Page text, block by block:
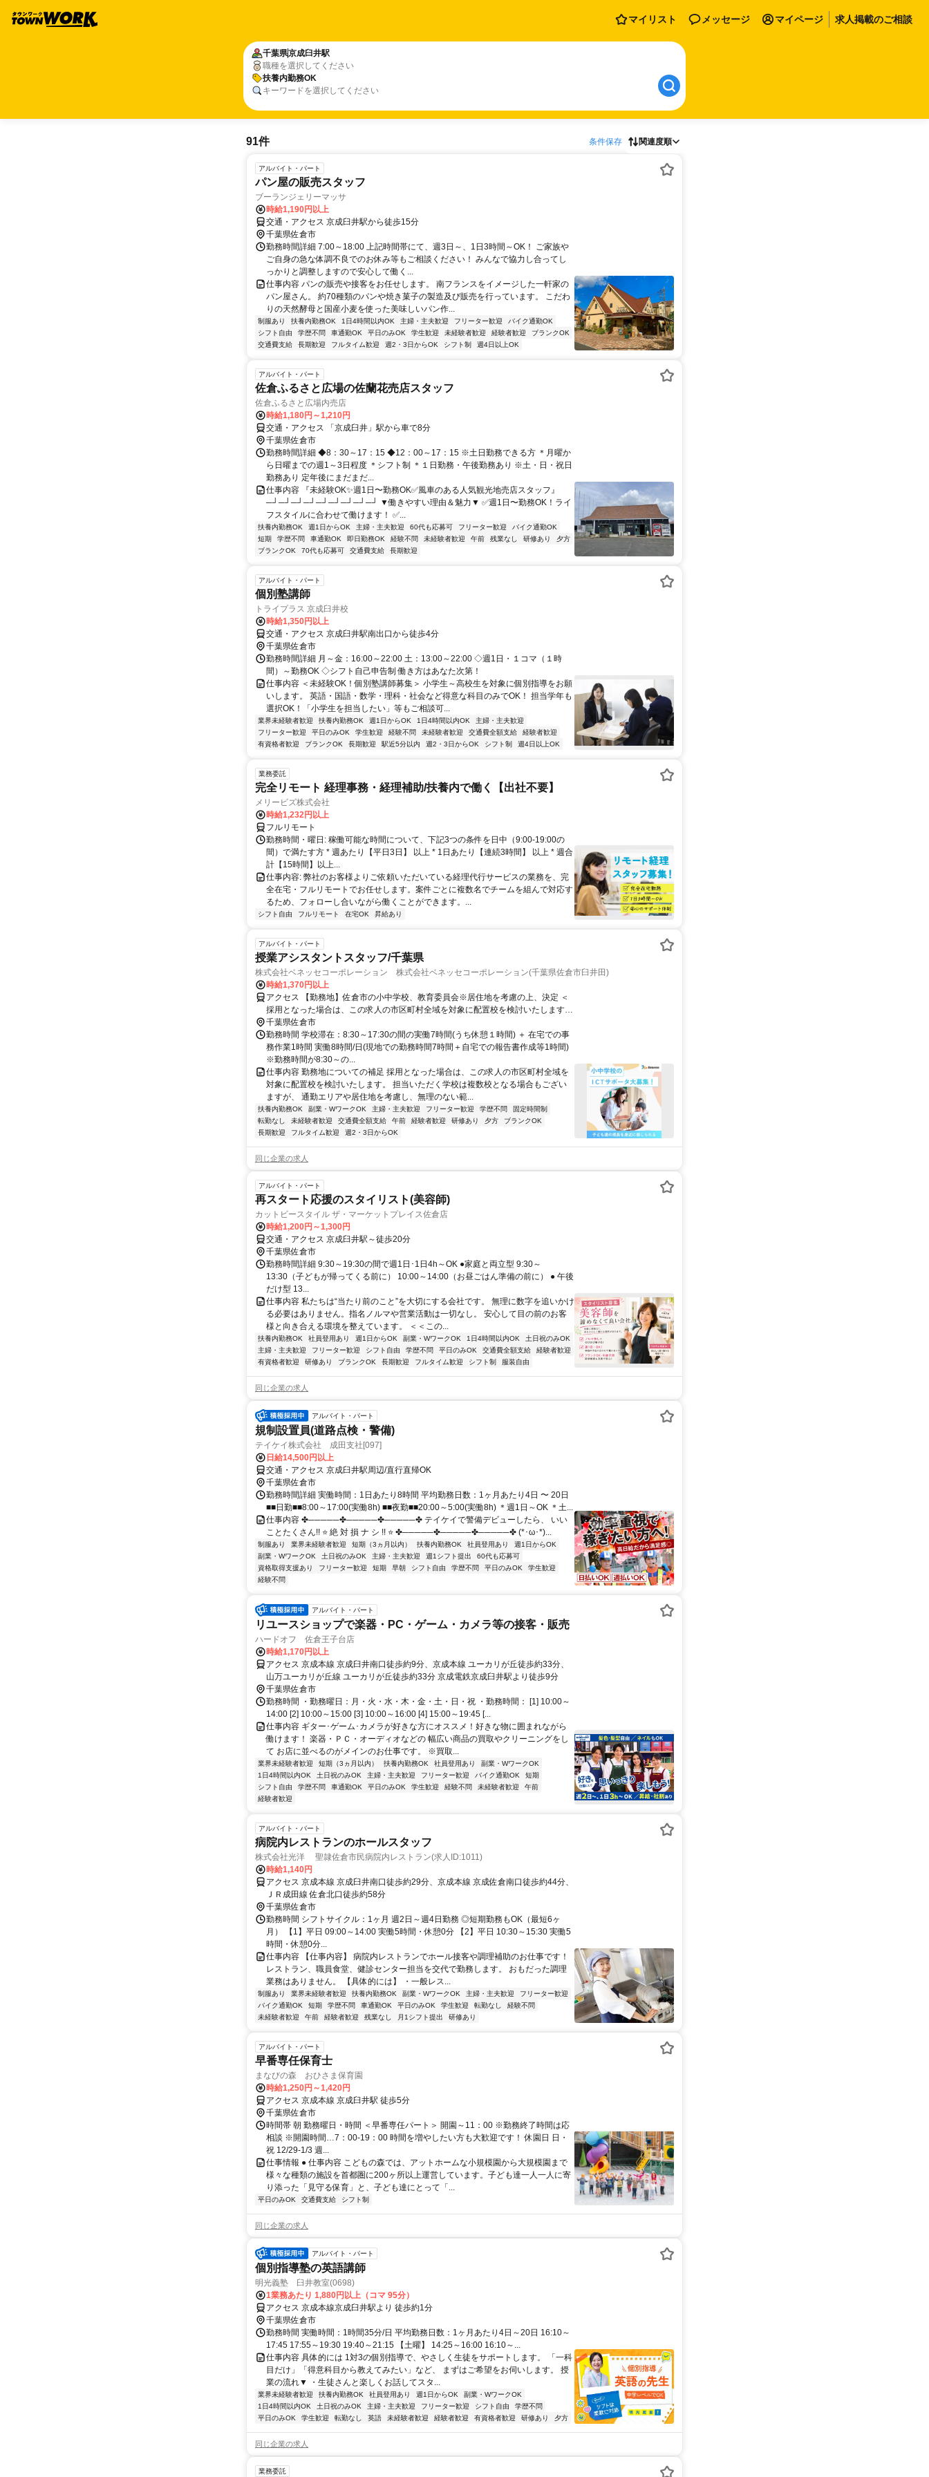
マイリスト メッセージ マイページ 求人掲載のご相談
千葉県京成臼井駅
職種を選択してください
扶養内勤務OK
キーワードを選択してください
91件 条件保存 関連度順
アルバイト・パート
パン屋の販売スタッフ
ブーランジェリーマッサ
時給1,190円以上
交通・アクセス 京成臼井駅から徒歩15分
千葉県佐倉市
勤務時間詳細 7:00～18:00 上記時間帯にて、週3日～、1日3時間～OK！ ご家族や
ご自身の急な体調不良でのお休み等もご相談ください！ みんなで協力し合ってし
っかりと調整しますので安心して働く...
仕事内容 パンの販売や接客をお任せします。 南フランスをイメージした一軒家の
パン屋さん。 約70種類のパンや焼き菓子の製造及び販売を行っています。 こだわ
りの天然酵母と国産小麦を使った美味しいパン作...
制服あり 扶養内勤務OK 1日4時間以内OK 主婦・主夫歓迎 フリーター歓迎
バイク通勤OK
シフト自由
学歴不問 車通勤OK 平日のみOK 学生歓迎 未経験者歓迎 経験者歓迎
ブランクOK
交通費支給
長期歓迎 フルタイム歓迎 週2・3日からOK シフト制 週4日以上OK
アルバイト・パート
佐倉ふるさと広場の佐蘭花売店スタッフ
佐倉ふるさと広場内売店
時給1,180円～1,210円
交通・アクセス 「京成臼井」駅から車で8分
千葉県佐倉市
勤務時間詳細 ◆8：30～17：15 ◆12：00～17：15 ※土日勤務できる方 ＊月曜か
ら日曜までの週1～3日程度 ＊シフト制 ＊１日勤務・午後勤務あり ※土・日・祝日
勤務あり 定年後にまだまだ...
仕事内容 『未経験OK✨週1日〜勤務OK✅風車のある人気観光地売店スタッフ』
─┘─┘─┘─┘─┘─┘─┘─┘─┘ ▼働きやすい理由＆魅力▼ ✅週1日〜勤務OK！ライ
フスタイルに合わせて働けます！ ✅...
扶養内勤務OK 週1日からOK 主婦・主夫歓迎 60代も応募可 フリーター歓迎
バイク通勤OK
短期
学歴不問 車通勤OK 即日勤務OK 経験不問 未経験者歓迎 午前 残業なし 研修あり
夕方
ブランクOK
70代も応募可 交通費支給 長期歓迎
アルバイト・パート
個別塾講師
トライプラス 京成臼井校
時給1,350円以上
交通・アクセス 京成臼井駅南出口から徒歩4分
千葉県佐倉市
勤務時間詳細 月～金：16:00～22:00 土：13:00～22:00 ◇週1日・１コマ（１時
間）～勤務OK ◇シフト自己申告制 働き方はあなた次第！
仕事内容 ＜未経験OK！個別塾講師募集＞ 小学生～高校生を対象に個別指導をお願
いします。 英語・国語・数学・理科・社会など得意な科目のみでOK！ 担当学年も
選択OK！「小学生を担当したい」等もご相談可...
業界未経験者歓迎 扶養内勤務OK 週1日からOK 1日4時間以内OK
主婦・主夫歓迎
フリーター歓迎
平日のみOK 学生歓迎 経験不問 未経験者歓迎 交通費全額支給
経験者歓迎
有資格者歓迎
ブランクOK 長期歓迎 駅近5分以内 週2・3日からOK シフト制 週4日以上OK
業務委託
完全リモート 経理事務・経理補助/扶養内で働く【出社不要】
メリービズ株式会社
時給1,232円以上
フルリモート
勤務時間・曜日: 稼働可能な時間について、下記3つの条件を日中（9:00-19:00の
間）で満たす方 * 週あたり【平日3日】 以上 * 1日あたり【連続3時間】 以上 * 週合
計【15時間】以上...
仕事内容: 弊社のお客様よりご依頼いただいている経理代行サービスの業務を、完
全在宅・フルリモートでお任せします。案件ごとに複数名でチームを組んで対応す
るため、フォローし合いながら働くことができます。...
シフト自由 フルリモート 在宅OK 昇給あり
アルバイト・パート
授業アシスタントスタッフ/千葉県
株式会社ベネッセコーポレーション 株式会社ベネッセコーポレーション(千葉県佐倉市臼井田)
時給1,370円以上
アクセス 【勤務地】佐倉市の小中学校、教育委員会※居住地を考慮の上、決定 ＜
採用となった場合は、この求人の市区町村全域を対象に配置校を検討いたします。
担当いただく学校は複数校となる場合もございますが、通勤エリアや居住地を考慮
し、無理のない範囲でご勤務いただけるよう、最終的にはご相談の上で決定いたし
ます。＞
千葉県佐倉市
勤務時間 学校滞在：8:30～17:30の間の実働7時間(うち休憩１時間) ＋ 在宅での事
務作業1時間 実働8時間/日(現地での勤務時間7時間＋自宅での報告書作成等1時間)
※勤務時間が8:30～の...
仕事内容 勤務地についての補足 採用となった場合は、この求人の市区町村全域を
対象に配置校を検討いたします。 担当いただく学校は複数校となる場合もござい
ますが、 通勤エリアや居住地を考慮し、無理のない範...
扶養内勤務OK 副業・WワークOK 主婦・主夫歓迎 フリーター歓迎 学歴不問
固定時間制
転勤なし
未経験者歓迎 交通費全額支給 午前 経験者歓迎 研修あり 夕方
ブランクOK
長期歓迎
フルタイム歓迎 週2・3日からOK
同じ企業の求人
アルバイト・パート
再スタート応援のスタイリスト(美容師)
カットビースタイル ザ・マーケットプレイス佐倉店
時給1,200円～1,300円
交通・アクセス 京成臼井駅～徒歩20分
千葉県佐倉市
勤務時間詳細 9:30～19:30の間で週1日･1日4h～OK ●家庭と両立型 9:30～
13:30（子どもが帰ってくる前に） 10:00～14:00（お昼ごはん準備の前に） ● 午後
だけ型 13...
仕事内容 私たちは“当たり前のこと”を大切にする会社です。 無理に数字を追いかけ
る必要はありません。指名ノルマや営業活動は一切なし。 安心して目の前のお客
様と向き合える環境を整えています。 ＜＜この...
扶養内勤務OK 社員登用あり 週1日からOK 副業・WワークOK 1日4時間以内OK
土日祝のみOK
主婦・主夫歓迎
フリーター歓迎 シフト自由 学歴不問 平日のみOK 交通費全額支給
経験者歓迎
有資格者歓迎
研修あり ブランクOK 長期歓迎 フルタイム歓迎 シフト制 服装自由
同じ企業の求人
アルバイト・パート
規制設置員(道路点検・警備)
テイケイ株式会社 成田支社[097]
日給14,500円以上
交通・アクセス 京成臼井駅周辺/直行直帰OK
千葉県佐倉市
勤務時間詳細 実働時間：1日あたり8時間 平均勤務日数：1ヶ月あたり4日 〜 20日
■■日勤■■8:00～17:00(実働8h) ■■夜勤■■20:00～5:00(実働8h) ＊週1日～OK ＊土...
仕事内容 ✤─────✤─────✤─────✤ テイケイで警備デビューしたら、 いい
ことたくさん!! ⭐ 絶 対 損 ナ シ !! ⭐ ✤─────✤─────✤─────✤ (*･ω･*)...
制服あり 業界未経験者歓迎 短期（3ヵ月以内） 扶養内勤務OK 社員登用あり
週1日からOK
副業・WワークOK
土日祝のみOK 主婦・主夫歓迎 週1シフト提出
60代も応募可
資格取得支援あり
フリーター歓迎 短期 早朝 シフト自由 学歴不問 平日のみOK
学生歓迎
経験不問
アルバイト・パート
リユースショップで楽器・PC・ゲーム・カメラ等の接客・販売
ハードオフ 佐倉王子台店
時給1,170円以上
アクセス 京成本線 京成臼井南口徒歩約9分、京成本線 ユーカリが丘徒歩約33分、
山万ユーカリが丘線 ユーカリが丘徒歩約33分 京成電鉄京成臼井駅より徒歩9分
千葉県佐倉市
勤務時間 ・勤務曜日：月・火・水・木・金・土・日・祝 ・勤務時間： [1] 10:00～
14:00 [2] 10:00～15:00 [3] 10:00～16:00 [4] 15:00～19:45 [...
仕事内容 ギター･ゲーム･カメラが好きな方にオススメ！好きな物に囲まれながら
働けます！ 楽器・ＰＣ・オーディオなどの 幅広い商品の買取やクリーニングをし
て お店に並べるのがメインのお仕事です。 ※買取...
業界未経験者歓迎 短期（3ヵ月以内） 扶養内勤務OK 社員登用あり
副業・WワークOK
1日4時間以内OK
土日祝のみOK 主婦・主夫歓迎 フリーター歓迎 バイク通勤OK
短期
シフト自由
学歴不問 車通勤OK 平日のみOK 学生歓迎 経験不問 未経験者歓迎
午前
経験者歓迎
アルバイト・パート
病院内レストランのホールスタッフ
株式会社光洋 聖隷佐倉市民病院内レストラン(求人ID:1011)
時給1,140円
アクセス 京成本線 京成臼井南口徒歩約29分、京成本線 京成佐倉南口徒歩約44分、
ＪＲ成田線 佐倉北口徒歩約58分
千葉県佐倉市
勤務時間 シフトサイクル：1ヶ月 週2日～週4日勤務 ◎短期勤務もOK（最短6ヶ
月） 【1】平日 09:00～14:00 実働5時間・休憩0分 【2】平日 10:30～15:30 実働5
時間・休憩0分...
仕事内容 【仕事内容】 病院内レストランでホール接客や調理補助のお仕事です！
レストラン、職員食堂、健診センター担当を交代で勤務します。 おもだった調理
業務はありません。 【具体的には】 ・一般レス...
制服あり 業界未経験者歓迎 扶養内勤務OK 副業・WワークOK 主婦・主夫歓迎
フリーター歓迎
バイク通勤OK
短期 学歴不問 車通勤OK 平日のみOK 学生歓迎 転勤なし
経験不問
未経験者歓迎
午前 経験者歓迎 残業なし 月1シフト提出 研修あり
アルバイト・パート
早番専任保育士
まなびの森 おひさま保育園
時給1,250円～1,420円
アクセス 京成本線 京成臼井駅 徒歩5分
千葉県佐倉市
時間帯 朝 勤務曜日・時間 ＜早番専任パート＞ 開園～11：00 ※勤務終了時間は応
相談 ※開園時間…7：00-19：00 時間を増やしたい方も大歓迎です！ 休園日 日・
祝 12/29-1/3 週...
仕事情報 ● 仕事内容 こどもの森では、アットホームな小規模園から大規模園まで
様々な種類の施設を首都圏に200ヶ所以上運営しています。子ども達一人一人に寄
り添った「見守る保育」と、子ども達にとって「...
平日のみOK 交通費支給 シフト制
同じ企業の求人
アルバイト・パート
個別指導塾の英語講師
明光義塾 臼井教室(0698)
1業務あたり 1,880円以上（コマ 95分）
アクセス 京成本線京成臼井駅より 徒歩約1分
千葉県佐倉市
勤務時間 実働時間：1時間35分/日 平均勤務日数：1ヶ月あたり4日～20日 16:10～
17:45 17:55～19:30 19:40～21:15 【土曜】 14:25～16:00 16:10～...
仕事内容 具体的には 1対3の個別指導で、やさしく生徒をサポートします。 「一科
目だけ」「得意科目から教えてみたい」など、 まずはご希望をお伺いします。 授
業の流れ▼ ・生徒さんと楽しくお話してスタ...
業界未経験者歓迎 扶養内勤務OK 社員登用あり 週1日からOK
副業・WワークOK
1日4時間以内OK
土日祝のみOK 主婦・主夫歓迎 フリーター歓迎 シフト自由
学歴不問
平日のみOK
学生歓迎 転勤なし 英語 未経験者歓迎 経験者歓迎 有資格者歓迎 研修あり 夕方
同じ企業の求人
業務委託